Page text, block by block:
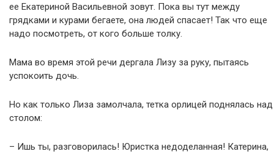
ее Екатериной Васильевной зовут. Пока вы тут между
грядками и курами бегаете, она людей спасает! Так что еще
надо посмотреть, от кого больше толку.
Мама во время этой речи дергала Лизу за руку, пытаясь
успокоить дочь.
Но как только Лиза замолчала, тетка орлицей поднялась над
столом:
– Ишь ты, разговорилась! Юристка недоделанная! Катерина,